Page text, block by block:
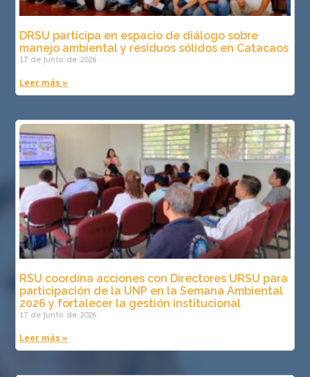
DRSU participa en espacio de diálogo sobre
manejo ambiental y residuos sólidos en Catacaos
17 de junio de 2026
Leer más »
RSU coordina acciones con Directores URSU para
participación de la UNP en la Semana Ambiental
2026 y fortalecer la gestión institucional
17 de junio de 2026
Leer más »